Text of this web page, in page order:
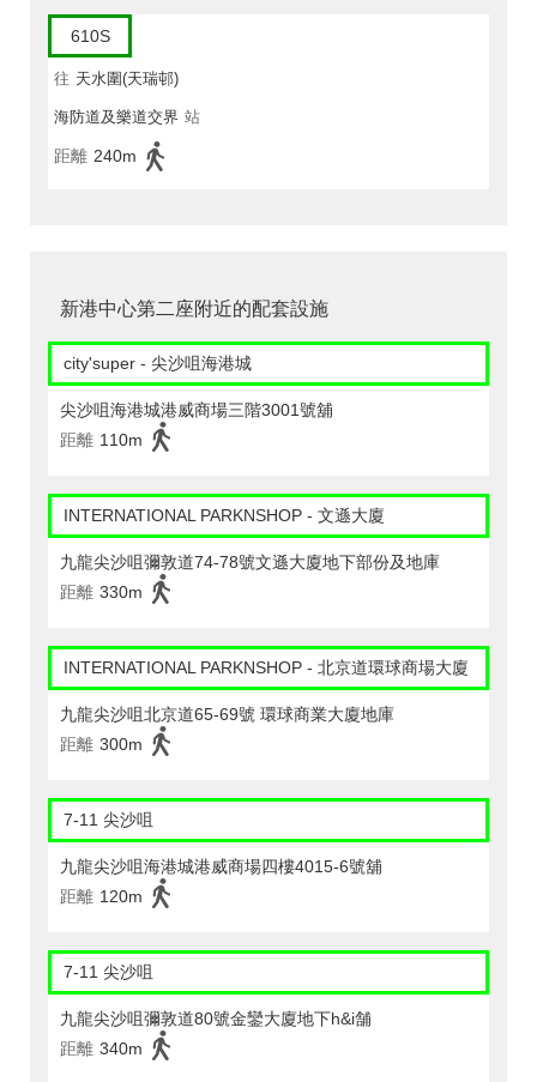
610S
往 天水圍(天瑞邨)
海防道及樂道交界 站
距離 240m
新港中心第二座附近的配套設施
city'super - 尖沙咀海港城
尖沙咀海港城港威商場三階3001號舖
距離 110m
INTERNATIONAL PARKNSHOP - 文遜大廈
九龍尖沙咀彌敦道74-78號文遜大廈地下部份及地庫
距離 330m
INTERNATIONAL PARKNSHOP - 北京道環球商場大廈
九龍尖沙咀北京道65-69號 環球商業大廈地庫
距離 300m
7-11 尖沙咀
九龍尖沙咀海港城港威商場四樓4015-6號舖
距離 120m
7-11 尖沙咀
九龍尖沙咀彌敦道80號金鑾大廈地下h&i舗
距離 340m